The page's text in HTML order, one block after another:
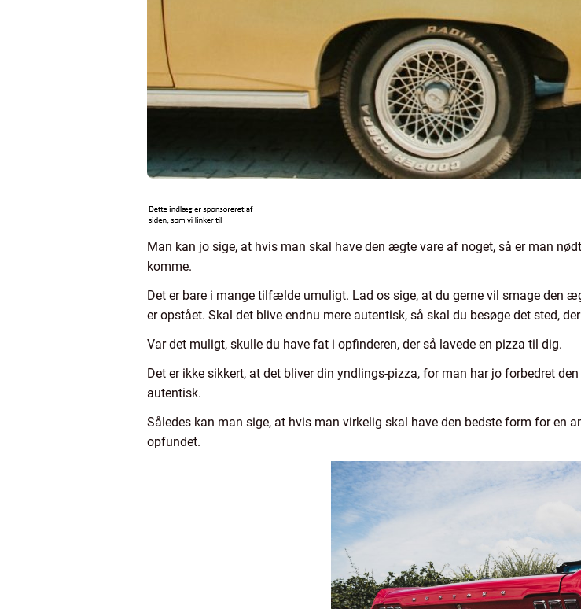
Man kan jo sige, at hvis man skal have den ægte vare af noget, så er man
komme.
Det er bare i mange tilfælde umuligt. Lad os sige, at du gerne vil smage den
er opstået. Skal det blive endnu mere autentisk, så skal du besøge det sted,
Var det muligt, skulle du have fat i opfinderen, der så lavede en pizza til dig.
Det er ikke sikkert, at det bliver din yndlings-pizza, for man har jo forbedret
autentisk.
Således kan man sige, at hvis man virkelig skal have den bedste form for en
opfundet.